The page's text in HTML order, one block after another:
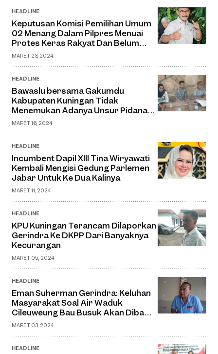
HEADLINE
Keputusan Komisi Pemilihan Umum
02 Menang Dalam Pilpres Menuai
Protes Keras Rakyat Dan Belum
Diterima Rakyat
MARET 23, 2024
HEADLINE
Bawaslu bersama Gakumdu
Kabupaten Kuningan Tidak
Menemukan Adanya Unsur Pidana
Money Politik Pemilu
MARET 16, 2024
HEADLINE
Incumbent Dapil XIII Tina Wiryawati
Kembali Mengisi Gedung Parlemen
Jabar Untuk Ke Dua Kalinya
MARET 11, 2024
HEADLINE
KPU Kuningan Terancam Dilaporkan
Gerindra Ke DKPP Dari Banyaknya
Kecurangan
MARET 05, 2024
HEADLINE
Eman Suherman Gerindra: Keluhan
Masyarakat Soal Air Waduk
Cileuweung Bau Busuk Akan Dibawa
Ke Baleg
MARET 03, 2024
HEADLINE